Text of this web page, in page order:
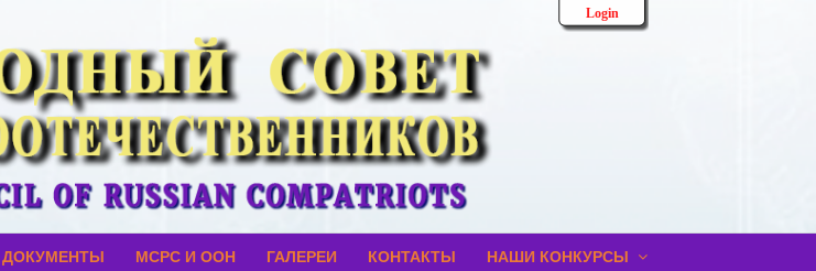
Login
ДОКУМЕНТЫ МСРС И ООН ГАЛЕРЕИ КОНТАКТЫ НАШИ КОНКУРСЫ